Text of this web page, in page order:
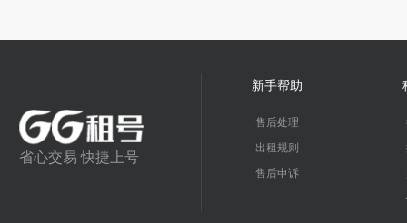
省心交易 快捷上号
新手帮助
售后处理
出租规则
售后申诉